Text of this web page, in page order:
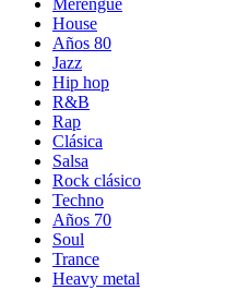
Merengue
House
Años 80
Jazz
Hip hop
R&B
Rap
Clásica
Salsa
Rock clásico
Techno
Años 70
Soul
Trance
Heavy metal